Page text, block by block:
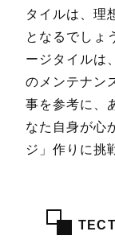
タイルは、理
となるでしょ
ージタイルは
のメンテナン
事を参考に、
なた自身が心
ジ」作りに挑